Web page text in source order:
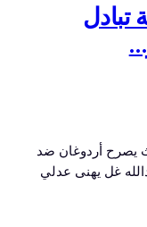
تبادل
يصرح أردوغان ضد
غل يهنى عدلي